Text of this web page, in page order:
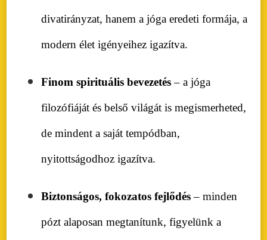
divatirányzat, hanem a jóga eredeti formája, a
modern élet igényeihez igazítva.
Finom spirituális bevezetés– a jóga
filozófiáját és belső világát is megismerheted,
de mindent a saját tempódban,
nyitottságodhoz igazítva.
Biztonságos, fokozatos fejlődés– minden
pózt alaposan megtanítunk, figyelünk a